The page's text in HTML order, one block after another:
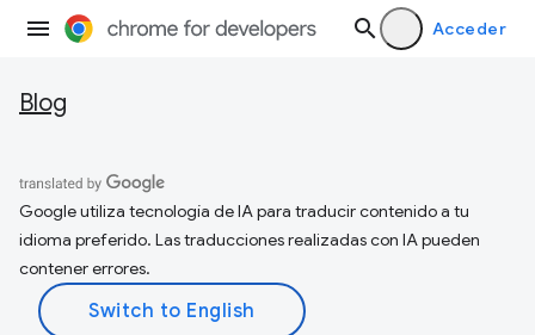
Acceder
Blog
Google utiliza tecnología de IA para traducir contenido a tu
idioma preferido. Las traducciones realizadas con IA pueden
contener errores.